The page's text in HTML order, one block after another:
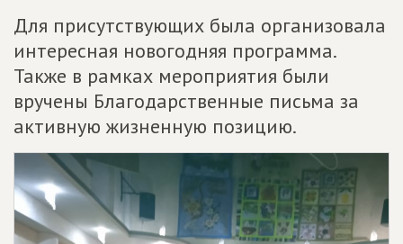
Для присутствующих была организовала
интересная новогодняя программа.
Также в рамках мероприятия были
вручены Благодарственные письма за
активную жизненную позицию.